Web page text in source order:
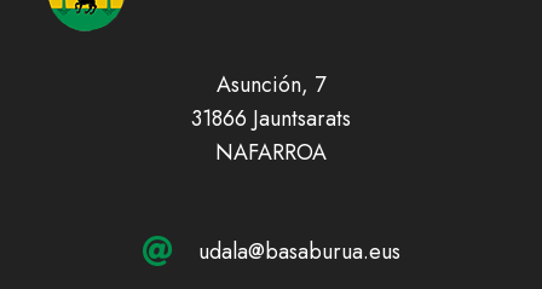
Asunción, 7
31866 Jauntsarats
NAFARROA
udala@basaburua.eus